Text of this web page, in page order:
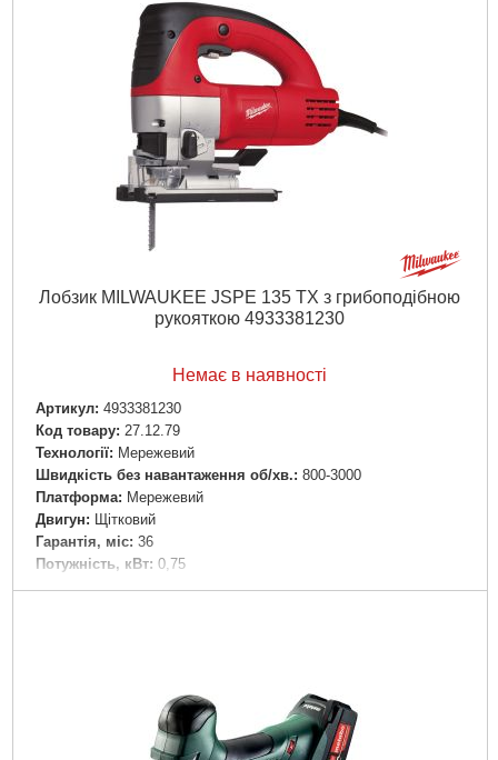
Вібрація: Пиляння дерева: 12 м/с²
Вібрація: Пиляння металу: 12 м/с²
Вібрація: Похибка вимірювання K:
2.3 м/с²
Звукова емісія: Рівень звукового тиску:
Звукова емісія: Рівень звукової потужності (LwA):
Звукова емісія: Похибка виміру K: 3 дБ(А)
Докладніше...
Лобзик MILWAUKEE JSPE 135 TX з грибоподібною
рукояткою 4933381230
Немає в наявності
Артикул: 4933381230
Код товару: 27.12.79
Технології: Мережевий
Швидкість без навантаження об/хв.: 800-3000
Платформа: Мережевий
Двигун: Щітковий
Гарантія, міс: 36
Потужність, кВт: 0,75
Напруга: 220